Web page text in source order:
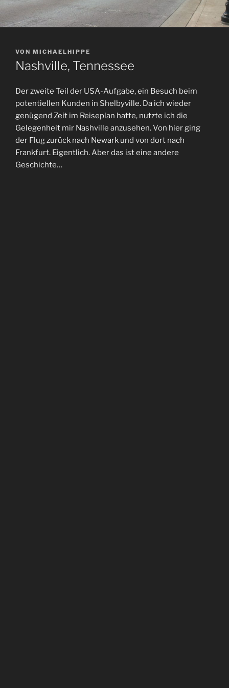
VERÖFFENTLICHT
AM
VON MICHAELHIPPE
Nashville, Tennessee
Der zweite Teil der USA-Aufgabe, ein Besuch beim
potentiellen Kunden in Shelbyville. Da ich wieder
genügend Zeit im Reiseplan hatte, nutzte ich die
Gelegenheit mir Nashville anzusehen. Von hier ging
der Flug zurück nach Newark und von dort nach
Frankfurt. Eigentlich. Aber das ist eine andere
Geschichte…